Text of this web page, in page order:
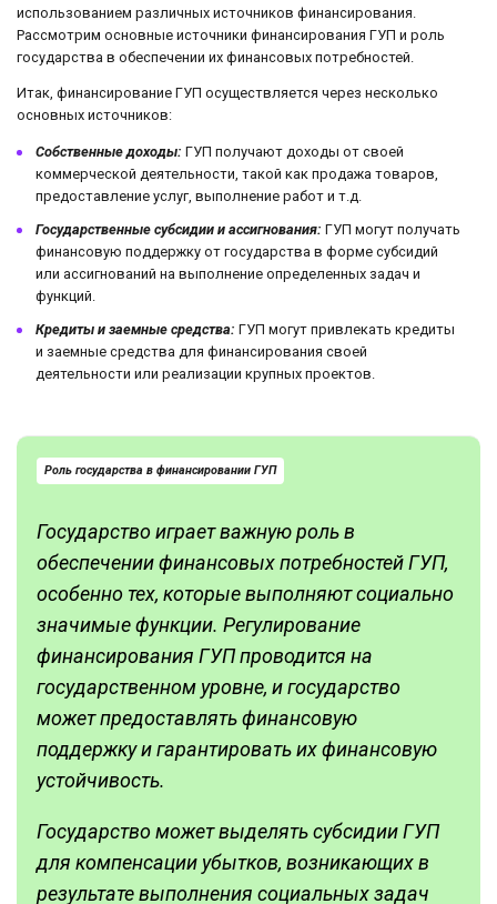
использованием различных источников финансирования.
Рассмотрим основные источники финансирования ГУП и роль
государства в обеспечении их финансовых потребностей.
Итак, финансирование ГУП осуществляется через несколько
основных источников:
Собственные доходы: ГУП получают доходы от своей
коммерческой деятельности, такой как продажа товаров,
предоставление услуг, выполнение работ и т.д.
Государственные субсидии и ассигнования: ГУП могут получать
финансовую поддержку от государства в форме субсидий
или ассигнований на выполнение определенных задач и
функций.
Кредиты и заемные средства: ГУП могут привлекать кредиты
и заемные средства для финансирования своей
деятельности или реализации крупных проектов.
Роль государства в финансировании ГУП
Государство играет важную роль в
обеспечении финансовых потребностей ГУП,
особенно тех, которые выполняют социально
значимые функции. Регулирование
финансирования ГУП проводится на
государственном уровне, и государство
может предоставлять финансовую
поддержку и гарантировать их финансовую
устойчивость.
Государство может выделять субсидии ГУП
для компенсации убытков, возникающих в
результате выполнения социальных задач